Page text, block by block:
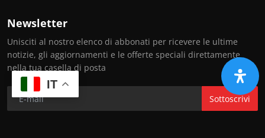
Newsletter
Unisciti al nostro elenco di abbonati per ricevere le ultime
notizie, gli aggiornamenti e le offerte speciali direttamente
nella tua casella di posta
Sottoscrivi
IT